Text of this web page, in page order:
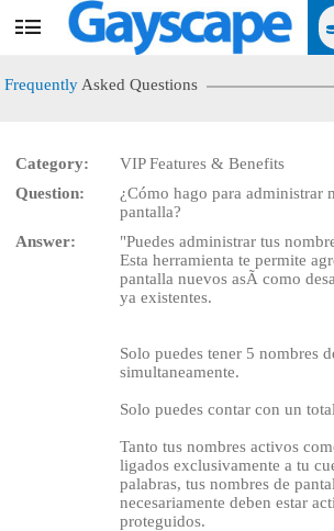
User
Frequently Asked Questions
Category:
VIP Features & Benefits
Question:
¿Cómo hago para administrar
pantalla?
Answer:
"Puedes administrar tus
Esta herramienta te permite
pantalla nuevos asÃ­ como
ya existentes.
Solo puedes tener 5 nombres
simultaneamente.
Solo puedes contar con un
Tanto tus nombres activos
ligados exclusivamente a tu
palabras, tus nombres de
necesariamente deben estar
proteguidos.
LIMITED TIME